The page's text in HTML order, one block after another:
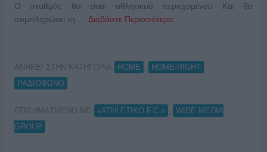
Ο σταθμός θα είναι αθλητικού περιεχομένου Kαι θα
συμπληρώνει τη … Διαβάστε Περισσότερα...
ΑΝΗΚΕΙ ΣΤΗΝ ΚΑΤΗΓΟΡΙΑ: HOME HOME-RIGHT
ΡΑΔΙΟΦΩΝΟ
ΕΠΙΣΗΜΑΣΜΕΝΟ ΜΕ: «ATHLETIKO F.C.»
WIDE MEDIA
GROUP